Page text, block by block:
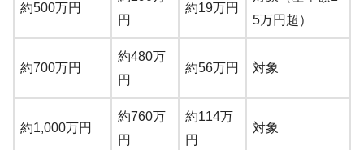
約500万円
円
約19万円
5万円超）
約700万円
約480万
円
約56万円 対象
約1,000万円
約760万
円
約114万
円
対象